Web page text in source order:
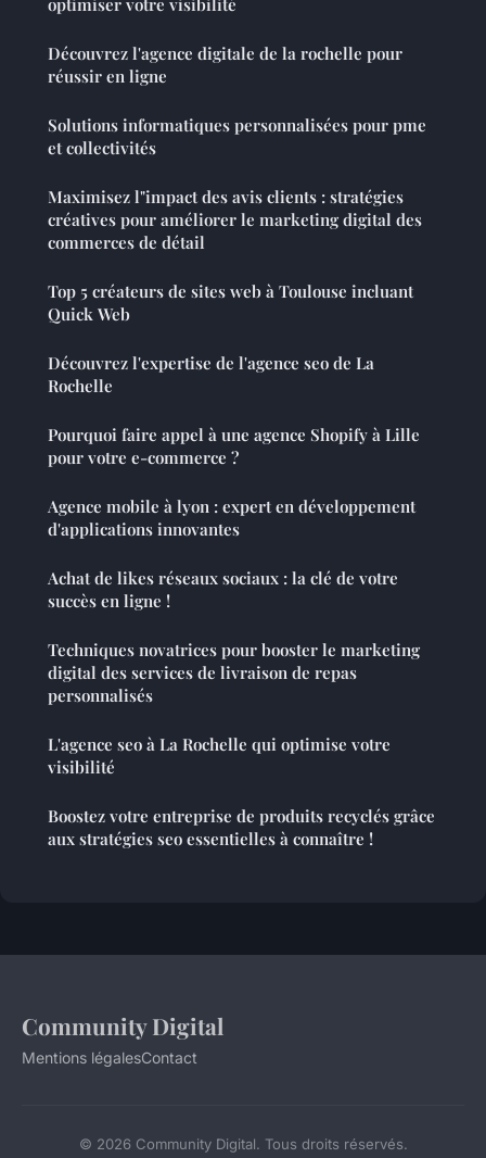
Découvrez l'agence digitale de la rochelle pour
réussir en ligne
Solutions informatiques personnalisées pour pme
et collectivités
Maximisez l"impact des avis clients : stratégies
créatives pour améliorer le marketing digital des
commerces de détail
Top 5 créateurs de sites web à Toulouse incluant
Quick Web
Découvrez l'expertise de l'agence seo de La
Rochelle
Pourquoi faire appel à une agence Shopify à Lille
pour votre e-commerce ?
Agence mobile à lyon : expert en développement
d'applications innovantes
Achat de likes réseaux sociaux : la clé de votre
succès en ligne !
Techniques novatrices pour booster le marketing
digital des services de livraison de repas
personnalisés
L'agence seo à La Rochelle qui optimise votre
visibilité
Boostez votre entreprise de produits recyclés grâce
aux stratégies seo essentielles à connaître !
Community Digital
Mentions légalesContact
© 2026 Community Digital. Tous droits réservés.